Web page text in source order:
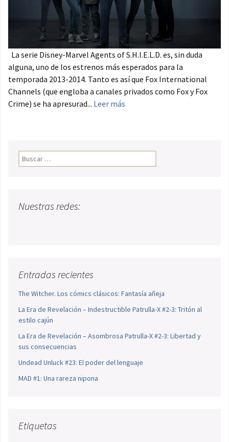
La serie Disney-Marvel Agents of S.H.I.E.L.D. es, sin duda
alguna, uno de los estrenos más esperados para la
temporada 2013-2014. Tanto es así que Fox International
Channels (que engloba a canales privados como Fox y Fox
Crime) se ha apresurad... Leer más
Buscar:
Nuestras redes:
Entradas recientes
The Witcher. Los cómics clásicos: Fantasía añeja
La Era de Revelación – Indestructible Patrulla-X #2-3: Tritón al
estilo cajún
La Era de Revelación – Asombrosa Patrulla-X #2-3: Libertad y
sus consecuencias
Undead Unluck #23: El poder del lenguaje
MAD #1: Una rareza nipona
Etiquetas